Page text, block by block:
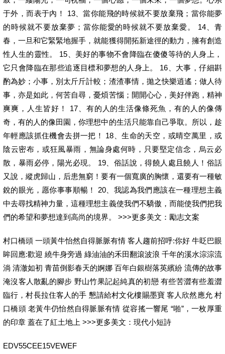
于外，而表于內！ 13、當你能飛的時候就不要放棄飛；當你能夢
的時候就不要放棄夢；當你能愛的時候就不要放棄愛。 14、青
春，一旦和它緊緊地握手，就能獲得開拓新途徑的動力，擁有創造
性人生的靈性。 15、美好的事物不會降臨在傻傻等待的人身上，
它只會降臨在那些追逐目標和夢想的人身上。 16、大事，仔細斟
酌為妙；小事，別太斤斤計較；渣渣事情，拋之快樂逍遙；做人待
事，亦是如此，何苦自尋，憂煩苦惱；開開心心，美好伴跑，精神
爽爽，人生皆好！ 17、有的人的生活像條死魚，有的人的像傳
奇，有的人的像田園，你理想中的生活只能靠自己爭取。所以，趁
年輕應該抓住機會去拼一把！ 18、生命的天空，或晴空萬里，或
陰云密布，或狂風暴雨，無論身處何時，只要堅定信念，烏云必
散，暴雨必停，陽光必現。 19、俗話說，得饒人處且饒人！俗話
又說，縱虎歸山，后患無窮！要有一個寬廣的胸懷，還要有一種敏
銳的眼光，愿你事事順暢！ 20、我認為我們應該在一種理想主義
中去尋找精神力量，這種理想主義使我們不驕傲，而能使我們把我
們的希望和夢想達到高尚的境界。 >>>更多美文：勵志文案
村口橋頭 一頭黃牛怡然自得脈脈有情 客人趨前招呼:你好 牛眨巴眼
眸回應:歡迎 繞牛身旁過 綠油油的禾田翻滾波浪 千年的溪水淙淙流
淌 清澈如初 青苗倒影春天的婀娜 百年白銀樹落英繽紛 流傳的故事
淹沒客人散亂的腳步 野山竹果記起純真的初戀 有些苦澀有些羞澀
臨行，村長拉住客人的手 懇請給村文化樓賜墨寶 客人欣然應允 村
口橋頭 老黃牛仍怡然自得脈脈有情 從容搖一響尾 “啪”，一枚厚重
的印章 蓋在了紅土地上 >>>更多美文：現代小短詩
EDV55CEE15VEWEF